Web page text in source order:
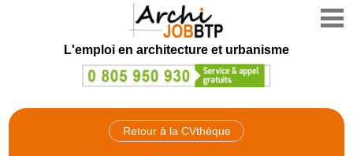
L'emploi en architecture et urbanisme
Retour à la CVthèque